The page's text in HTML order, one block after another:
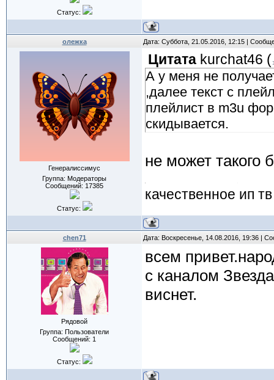
Статус:
олежка Дата: Суббота, 21.05.2016, 12:15 |
Генералиссимус
Группа: Модераторы
Сообщений: 17385
Статус:
Цитата kurchat46 (
А у меня не
,далее текст с
плейлист в m3u
скидывается.
не может такого
качественное ип
chen71 Дата: Воскресенье, 14.08.2016, 19:36 |
Рядовой
Группа: Пользователи
Сообщений: 1
Статус:
всем
с каналом
виснет.